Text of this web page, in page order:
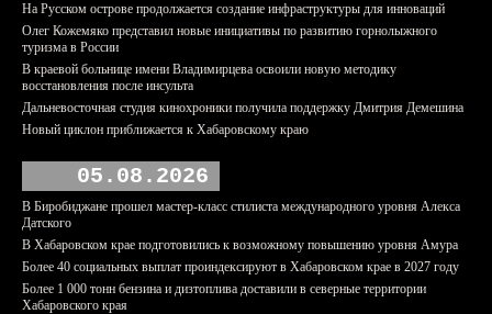
На Русском острове продолжается создание инфраструктуры для инноваций
Олег Кожемяко представил новые инициативы по развитию горнолыжного
туризма в России
В краевой больнице имени Владимирцева освоили новую методику
восстановления после инсульта
Дальневосточная студия кинохроники получила поддержку Дмитрия Демешина
Новый циклон приближается к Хабаровскому краю
05.08.2026
В Биробиджане прошел мастер-класс стилиста международного уровня Алекса
Датского
В Хабаровском крае подготовились к возможному повышению уровня Амура
Более 40 социальных выплат проиндексируют в Хабаровском крае в 2027 году
Более 1 000 тонн бензина и дизтоплива доставили в северные территории
Хабаровского края